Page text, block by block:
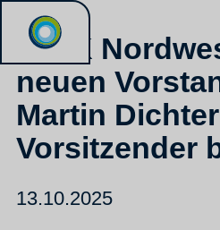
DBfK
neuen
Martin
Vorsitzender
13.10.2025